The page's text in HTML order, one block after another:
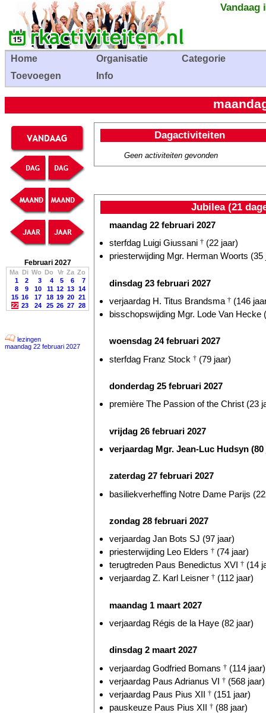
Vandaag
Home Organisatie
Categorie
Toevoegen
Info
Februari 2027
Ma Di Wo Do Vr Za Zo
1
2 3 4 5 6
7
8
9 10 11 12 13 14
15 16 17 18 19 20 21
22 23 24 25 26 27 28
lezingen
maandag 22 februari 2027
Dagactiviteiten
Geen activiteiten gevonden
Jubilea (21
maandag 22 februari 2027
sterfdag Luigi Giussani † (22 jaar)
priesterwijding Mgr. Herman Woorts (35
dinsdag 23 februari 2027
verjaardag H. Titus Brandsma † (146
bisschopswijding Mgr. Lode Van Hecke
woensdag 24 februari 2027
sterfdag Franz Stock † (79 jaar)
donderdag 25 februari 2027
première The Passion of the Christ (23
vrijdag 26 februari 2027
verjaardag Mgr. Jean-Luc Hudsyn (80
zaterdag 27 februari 2027
basiliekverheffing Notre Dame Parijs
zondag 28 februari 2027
verjaardag Jan Bots SJ (97 jaar)
priesterwijding Leo Elders † (74 jaar)
terugtreden Paus Benedictus XVI † (14
verjaardag Z. Karl Leisner † (112 jaar)
maandag 1 maart 2027
verjaardag Régis de la Haye (82 jaar)
dinsdag 2 maart 2027
verjaardag Godfried Bomans † (114 jaar)
verjaardag Paus Adrianus VI † (568 jaar)
verjaardag Paus Pius XII † (151 jaar)
pauskeuze Paus Pius XII † (88 jaar)